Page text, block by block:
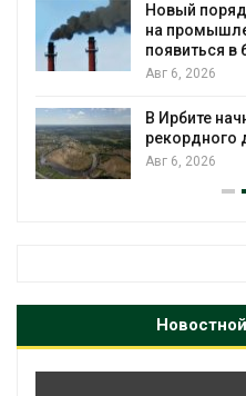
Новый
на
появиться
Авг 6, 2026
В Ирбите
рекордного
Авг 6, 2026